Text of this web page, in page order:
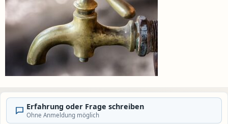
Erfahrung oder Frage schreiben
Ohne Anmeldung möglich